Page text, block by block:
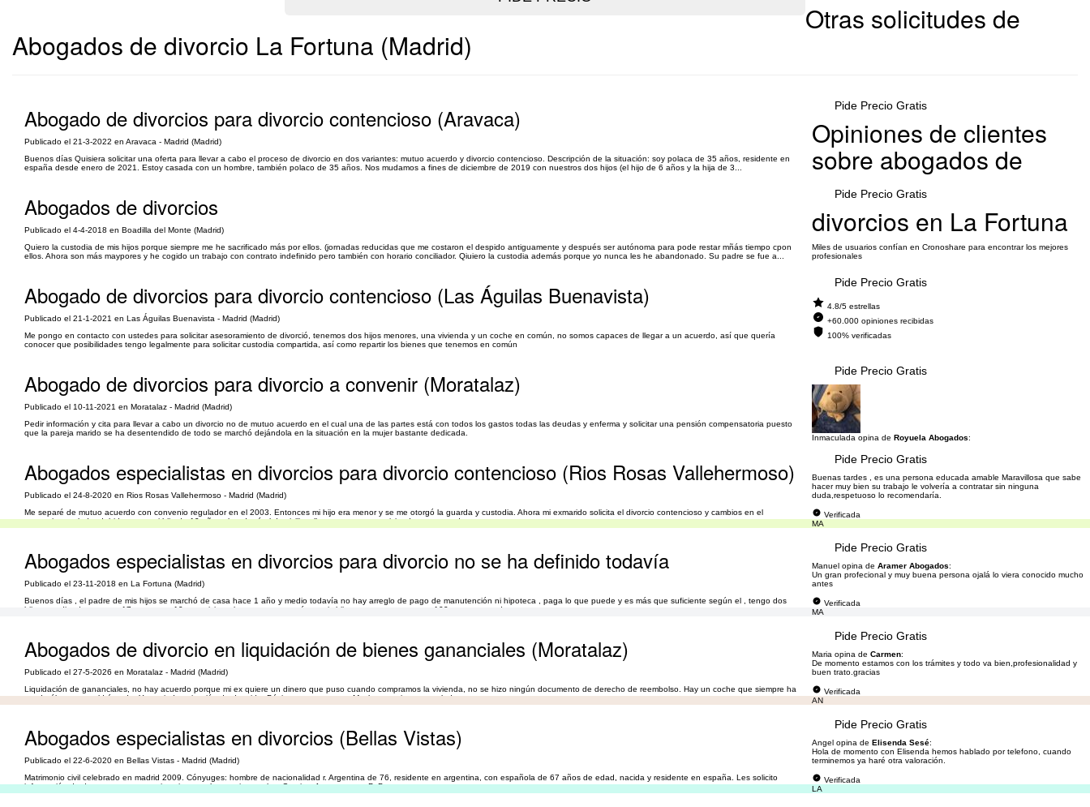
Otras solicitudes de
Abogados de divorcio La Fortuna (Madrid)
Abogado de divorcios para divorcio contencioso (Aravaca)
Publicado el 21-3-2022 en Aravaca - Madrid (Madrid)
Buenos días Quisiera solicitar una oferta para llevar a cabo el proceso de divorcio en dos variantes: mutuo acuerdo y divorcio contencioso. Descripción de la situación: soy polaca de 35 años, residente en
españa desde enero de 2021. Estoy casada con un hombre, también polaco de 35 años. Nos mudamos a fines de diciembre de 2019 con nuestros dos hijos (el hijo de 6 años y la hija de 3...
Pide Precio Gratis
Abogados de divorcios
Publicado el 4-4-2018 en Boadilla del Monte (Madrid)
Quiero la custodia de mis hijos porque siempre me he sacrificado más por ellos. (jornadas reducidas que me costaron el despido antiguamente y después ser autónoma para pode restar mñás tiempo cpon
ellos. Ahora son más maypores y he cogido un trabajo con contrato indefinido pero también con horario conciliador. Qiuiero la custodia además porque yo nunca les he abandonado. Su padre se fue a...
Pide Precio Gratis
Abogado de divorcios para divorcio contencioso (Las Águilas Buenavista)
Publicado el 21-1-2021 en Las Águilas Buenavista - Madrid (Madrid)
Me pongo en contacto con ustedes para solicitar asesoramiento de divorció, tenemos dos hijos menores, una vivienda y un coche en común, no somos capaces de llegar a un acuerdo, así que quería
conocer que posibilidades tengo legalmente para solicitar custodia compartida, así como repartir los bienes que tenemos en común
Pide Precio Gratis
Abogado de divorcios para divorcio a convenir (Moratalaz)
Publicado el 10-11-2021 en Moratalaz - Madrid (Madrid)
Pedir información y cita para llevar a cabo un divorcio no de mutuo acuerdo en el cual una de las partes está con todos los gastos todas las deudas y enferma y solicitar una pensión compensatoria puesto
que la pareja marido se ha desentendido de todo se marchó dejándola en la situación en la mujer bastante dedicada.
Pide Precio Gratis
Abogados especialistas en divorcios para divorcio contencioso (Rios Rosas Vallehermoso)
Publicado el 24-8-2020 en Rios Rosas Vallehermoso - Madrid (Madrid)
Me separé de mutuo acuerdo con convenio regulador en el 2003. Entonces mi hijo era menor y se me otorgó la guarda y custodia. Ahora mi exmarido solicita el divorcio contencioso y cambios en el
convenio regulador debido a que mi hijo de 19 años abandonó el domicilio y llevas unos meses viviendo con su padre.
Pide Precio Gratis
Abogados especialistas en divorcios para divorcio no se ha definido todavía
Publicado el 23-11-2018 en La Fortuna (Madrid)
Buenos días , el padre de mis hijos se marchó de casa hace 1 año y medio todavía no hay arreglo de pago de manutención ni hipoteca , paga lo que puede y es más que suficiente según el , tengo dos
hijos estudiando uno con 17 y otro con 19 , convivimos los tres en casa , ósea mis hijos y yo, y pasa apenas 100 euros por cada uno.
Pide Precio Gratis
Abogados de divorcio en liquidación de bienes gananciales (Moratalaz)
Publicado el 27-5-2026 en Moratalaz - Madrid (Madrid)
Liquidación de gananciales, no hay acuerdo porque mi ex quiere un dinero que puso cuando compramos la vivienda, no se hizo ningún documento de derecho de reembolso. Hay un coche que siempre ha
usado él y ya no valdrá nada. Y una indemnización de despido. Básicamente, es eso.. Muchas gracias y un saludo
Pide Precio Gratis
Abogados especialistas en divorcios (Bellas Vistas)
Publicado el 22-6-2020 en Bellas Vistas - Madrid (Madrid)
Matrimonio civil celebrado en madrid 2009. Cónyuges: hombre de nacionalidad r. Argentina de 76, residente en argentina, con española de 67 años de edad, nacida y residente en españa. Les solicito
información de documentos necesarios, tiempo y honorarios totales. Gracias. Atentamente. P. B.
Pide Precio Gratis
Opiniones de clientes
sobre abogados de
divorcios en La Fortuna
Miles de usuarios confían en Cronoshare para encontrar los mejores
profesionales
4.8/5 estrellas
+60.000 opiniones recibidas
100% verificadas
Inmaculada opina de Royuela Abogados:
Buenas tardes , es una persona educada amable Maravillosa que sabe
hacer muy bien su trabajo le volvería a contratar sin ninguna
duda,respetuoso lo recomendaría.
Verificada
MA
Manuel opina de Aramer Abogados:
Un gran profecional y muy buena persona ojalá lo viera conocido mucho
antes
Verificada
MA
Maria opina de Carmen:
De momento estamos con los trámites y todo va bien,profesionalidad y
buen trato.gracias
Verificada
AN
Angel opina de Elisenda Sesé:
Hola de momento con Elisenda hemos hablado por telefono, cuando
terminemos ya haré otra valoración.
Verificada
LA